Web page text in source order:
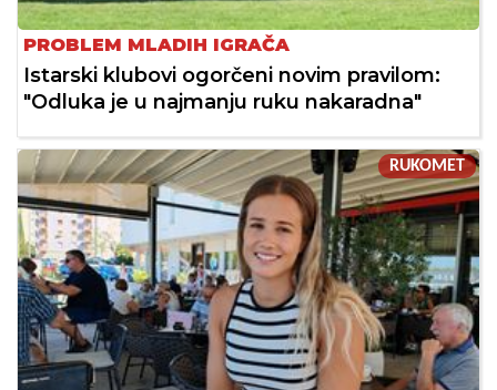
PROBLEM MLADIH IGRAČA
Istarski klubovi ogorčeni novim pravilom:
"Odluka je u najmanju ruku nakaradna"
RUKOMET